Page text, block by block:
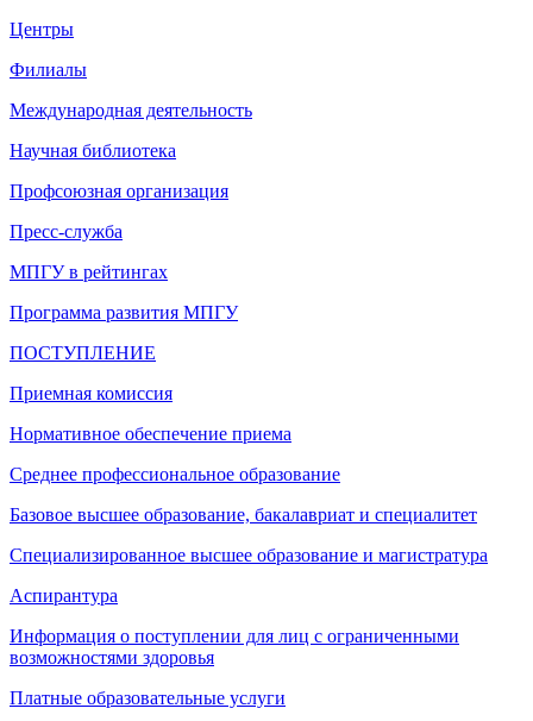
Центры
Филиалы
Международная деятельность
Научная библиотека
Профсоюзная организация
Пресс-служба
МПГУ в рейтингах
Программа развития МПГУ
ПОСТУПЛЕНИЕ
Приемная комиссия
Нормативное обеспечение приема
Среднее профессиональное образование
Базовое высшее образование, бакалавриат и специалитет
Специализированное высшее образование и магистратура
Аспирантура
Информация о поступлении для лиц с ограниченными
возможностями здоровья
Платные образовательные услуги